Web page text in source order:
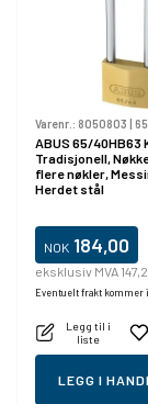
Varenr.: 8050803 |
ABUS 65/40HB63
Tradisjonell,
flere nøkler,
Herdet stål
NOK 184,00
eksklusiv MVA
Eventuelt frakt kommer
Legg til i
liste
LEGG I